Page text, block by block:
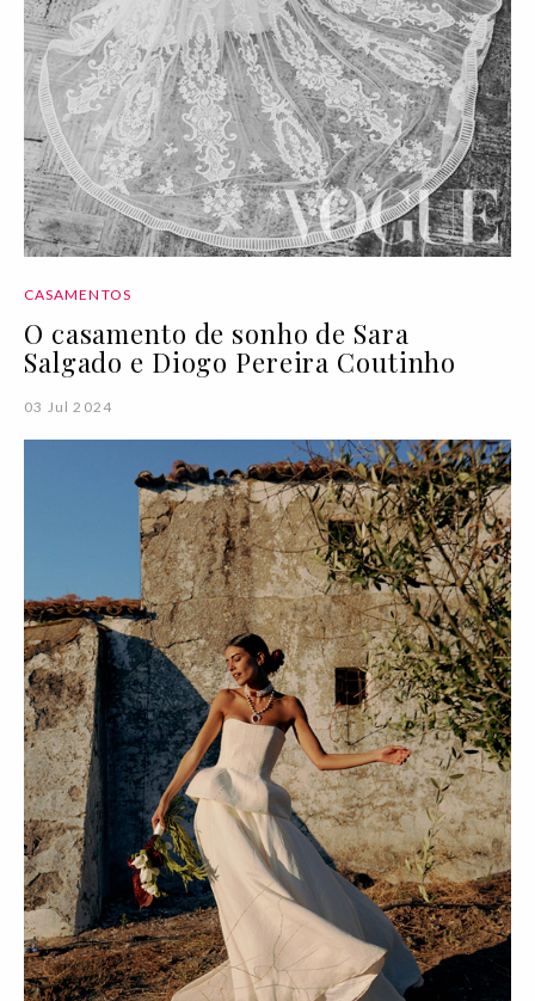
CASAMENTOS
O casamento de sonho de Sara
Salgado e Diogo Pereira Coutinho
03 Jul 2024